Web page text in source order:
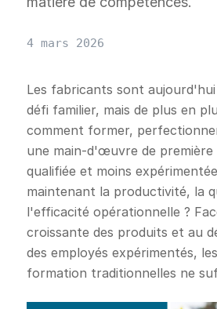
4 mars 2026
Les fabricants sont
défi familier, mais de plus en
comment former,
une main-d'œuvre de première
qualifiée et moins
maintenant la productivité, la
l'efficacité opérationnelle ?
croissante des produits et au
des employés expérimentés,
formation traditionnelles ne